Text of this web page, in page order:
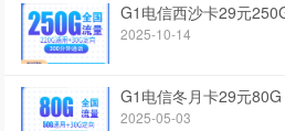
G1电信西沙卡29元
2025-10-14
G1电信冬月卡29元80G
2025-05-03